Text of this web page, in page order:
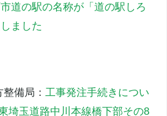
道の駅の名称が「道の駅しろ
ました
整備局：工事発注手続きについ
埼玉道路中川本線橋下部その8